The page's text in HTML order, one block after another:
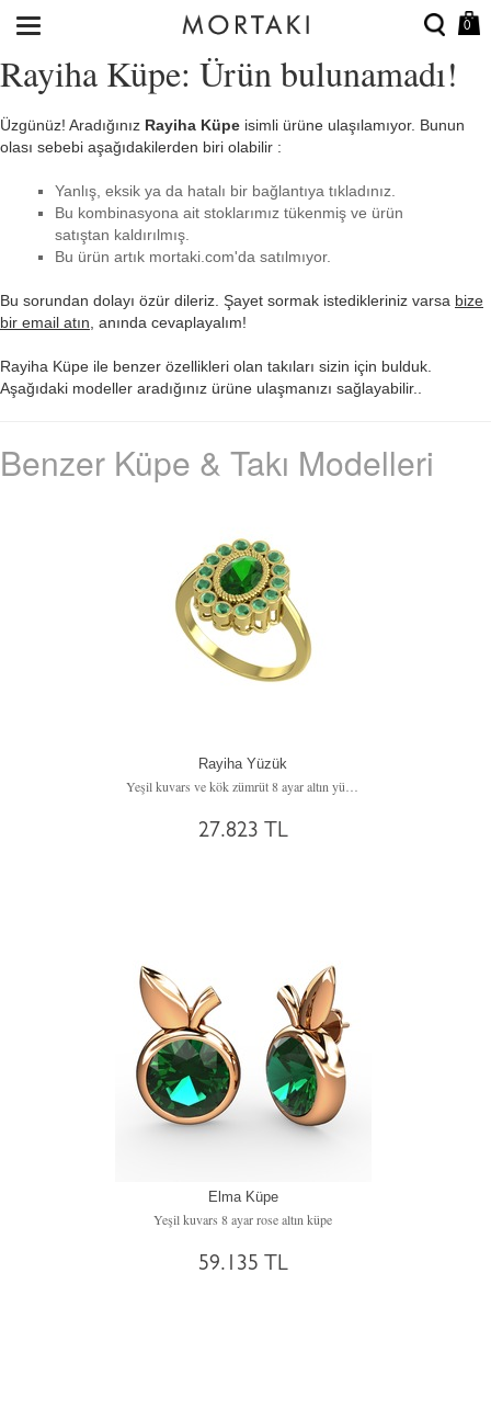
0
Rayiha Küpe: Ürün bulunamadı!
Üzgünüz! Aradığınız Rayiha Küpe isimli ürüne ulaşılamıyor. Bunun
olası sebebi aşağıdakilerden biri olabilir :
Yanlış, eksik ya da hatalı bir bağlantıya tıkladınız.
Bu kombinasyona ait stoklarımız tükenmiş ve ürün
satıştan kaldırılmış.
Bu ürün artık mortaki.com'da satılmıyor.
Bu sorundan dolayı özür dileriz. Şayet sormak istedikleriniz varsa bize
bir email atın , anında cevaplayalım!
Rayiha Küpe ile benzer özellikleri olan takıları sizin için bulduk.
Aşağıdaki modeller aradığınız ürüne ulaşmanızı sağlayabilir..
Benzer Küpe & Takı Modelleri
Rayiha Yüzük
27.823 TL
Elma Küpe
Yeşil kuvars 8 ayar rose altın küpe
59.135 TL